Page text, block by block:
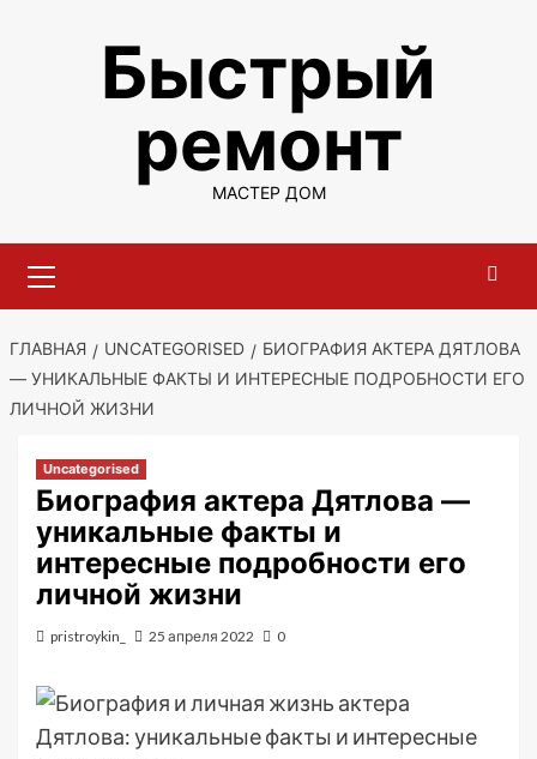
содержимомуБыстрый
ремонт
МАСТЕР ДОМ
меню
ГЛАВНАЯ UNCATEGORISED
БИОГРАФИЯ АКТЕРА ДЯТЛОВА
— УНИКАЛЬНЫЕ ФАКТЫ И ИНТЕРЕСНЫЕ ПОДРОБНОСТИ ЕГО
ЛИЧНОЙ ЖИЗНИ
Uncategorised
Биография актера Дятлова —
уникальные факты и
интересные подробности его
личной жизни
pristroykin_ 25 апреля 2022 0